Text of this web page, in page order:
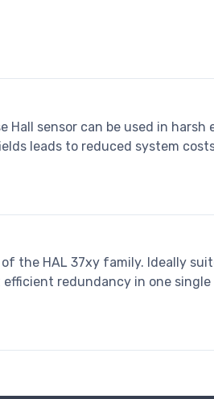
Hall sensor can be used in harsh
leads to reduced system
the HAL 37xy family. Ideally
redundancy in one single